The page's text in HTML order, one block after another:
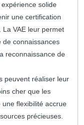
solide
une certification
VAE leur permet
de connaissances
reconnaissance de
peuvent réaliser leur
cher que les
flexibilité accrue
précieuses.